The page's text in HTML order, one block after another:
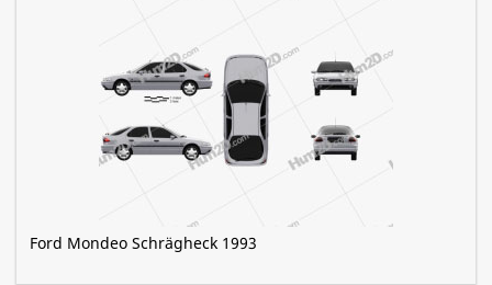
Ford Mondeo Schrägheck 1993